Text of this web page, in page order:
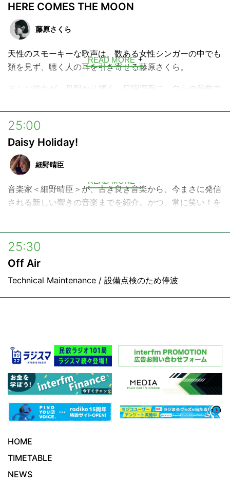
楽・出来事をシェア。番組の最後には、唯一無二の歌声に
よる生歌も披露します。
これから日本で、アーティストとして歩み始めるYuraの今
を、ぜひあたたかく見守ってください♪
HERE COMES THE MOON
藤原さくら
天性のスモーキーな歌声は、数ある女性シンガーの中でも
類を見ず、聴く人の耳を引き寄せる藤原さくら。
そんな彼女が、月明かり輝く、日曜深夜に、自らの選曲で
自分の音楽ルーツを語ったり、最近のお気に入り曲をかけ
たり、さらにはスタジオ・ライブもお届けします。
週の終わりで始まりの日曜深夜。少し夜更かしして、心地
よい音楽と、ほっと安らぐ時間をお楽しみください。
READ MORE
25:00
Daisy Holiday!
細野晴臣
音楽家＜細野晴臣＞が、古き良き音楽から、今まさに発信
される新しい響きの音楽までを紹介。かつ、常に笑い！を
READ MORE
25:30
Off Air
Technical Maintenance / 設備点検のため停波
HOME
TIMETABLE
NEWS